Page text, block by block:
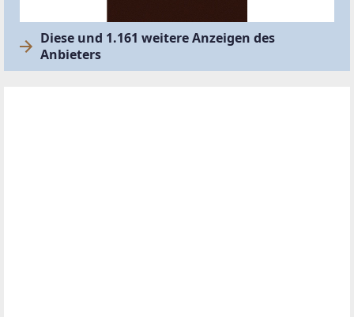
Diese und 1.161 weitere Anzeigen des
Anbieters